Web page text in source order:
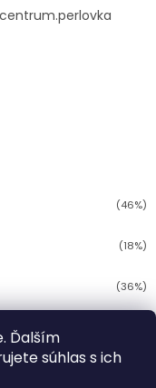
Ďalším
súhlas s ich
(46%)
(18%)
(36%)